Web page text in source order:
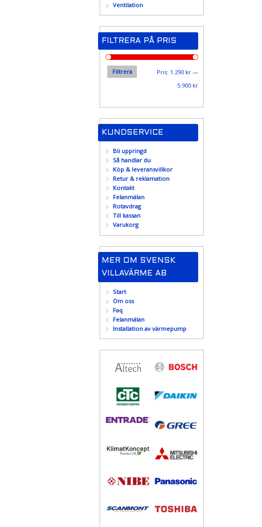
Ventilation
FILTRERA PÅ PRIS
Min
pris
Max
pris
Filtrera Pris: 1.290 kr—
5.900 kr
KUNDSERVICE
Bli uppringd
Så handlar du
Köp & leveransvillkor
Retur & reklamation
Kontakt
Felanmälan
Rotavdrag
Till kassan
Varukorg
MER OM SVENSK
VILLAVÄRME AB
Start
Om oss
Faq
Felanmälan
Installation av värmepump